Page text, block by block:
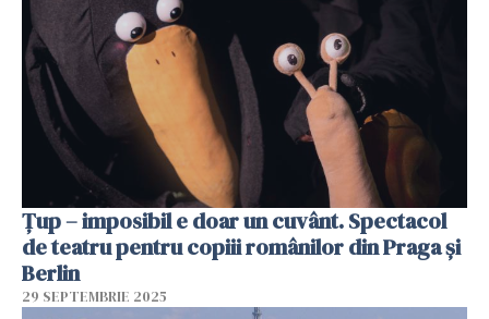
Țup – imposibil e doar un cuvânt. Spectacol
de teatru pentru copiii românilor din Praga și
Berlin
29 SEPTEMBRIE 2025